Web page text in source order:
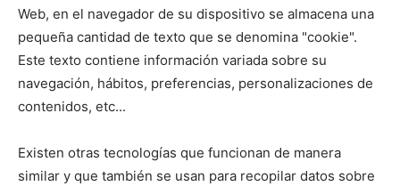
Web, en el navegador de su dispositivo se almacena una
pequeña cantidad de texto que se denomina "cookie".
Este texto contiene información variada sobre su
navegación, hábitos, preferencias, personalizaciones de
contenidos, etc...
Existen otras tecnologías que funcionan de manera
similar y que también se usan para recopilar datos sobre